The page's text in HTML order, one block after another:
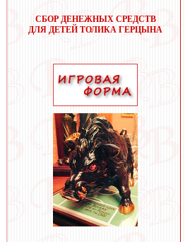
СБОР ДЕНЕЖНЫХ СРЕДСТВ
ДЛЯ ДЕТЕЙ ТОЛИКА ГЕРЦЫНА